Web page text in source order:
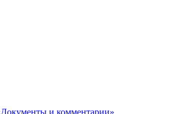
и комментарии»